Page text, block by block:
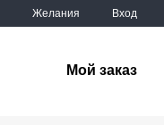
Желания Вход
Мой заказ